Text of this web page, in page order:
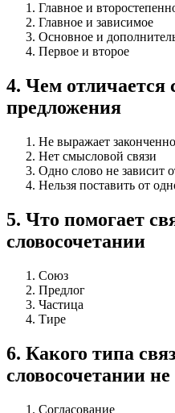
Главное и
Главное и зависимое
Основное и
Первое и второе
4. Чем отличается
предложения
Не выражает
Нет смысловой связи
Одно слово не зависит
Нельзя поставить от
5. Что помогает
словосочетании
Союз
Предлог
Частица
Тире
6. Какого типа
словосочетании
Согласование